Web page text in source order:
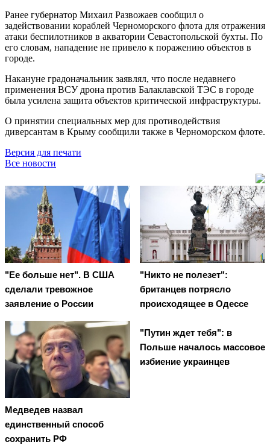
Ранее губернатор Михаил Развожаев сообщил о
задействовании кораблей Черноморского флота для отражения
атаки беспилотников в акватории Севастопольской бухты. По
его словам, нападение не привело к поражению объектов в
городе.
Накануне градоначальник заявлял, что после недавнего
применения ВСУ дрона против Балаклавской ТЭС в городе
была усилена защита объектов критической инфраструктуры.
О принятии специальных мер для противодействия
диверсантам в Крыму сообщили также в Черноморском флоте.
Версия для печати
Все новости
"Ее больше нет". В США
сделали тревожное
заявление о России
"Никто не полезет":
британцев потрясло
происходящее в Одессе
Медведев назвал
единственный способ
сохранить РФ
"Путин ждет тебя": в
Польше началось массовое
избиение украинцев